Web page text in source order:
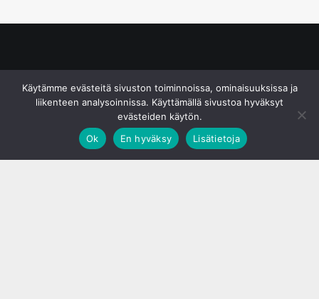
Käytämme evästeitä sivuston toiminnoissa, ominaisuuksissa ja
liikenteen analysoinnissa. Käyttämällä sivustoa hyväksyt
evästeiden käytön.
Ok
En hyväksy Lisätietoja